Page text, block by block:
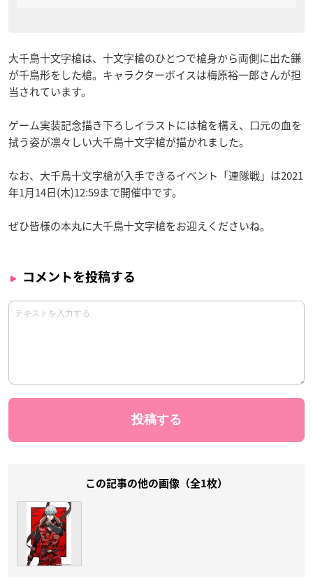
大千鳥十文字槍は、十文字槍のひとつで槍身から両側に出た鎌
が千鳥形をした槍。キャラクターボイスは梅原裕一郎さんが担
当されています。
ゲーム実装記念描き下ろしイラストには槍を構え、口元の血を
拭う姿が凛々しい大千鳥十文字槍が描かれました。
なお、大千鳥十文字槍が入手できるイベント「連隊戦」は2021
年1月14日(木)12:59まで開催中です。
ぜひ皆様の本丸に大千鳥十文字槍をお迎えくださいね。
コメントを投稿する
この記事の他の画像（全1枚）